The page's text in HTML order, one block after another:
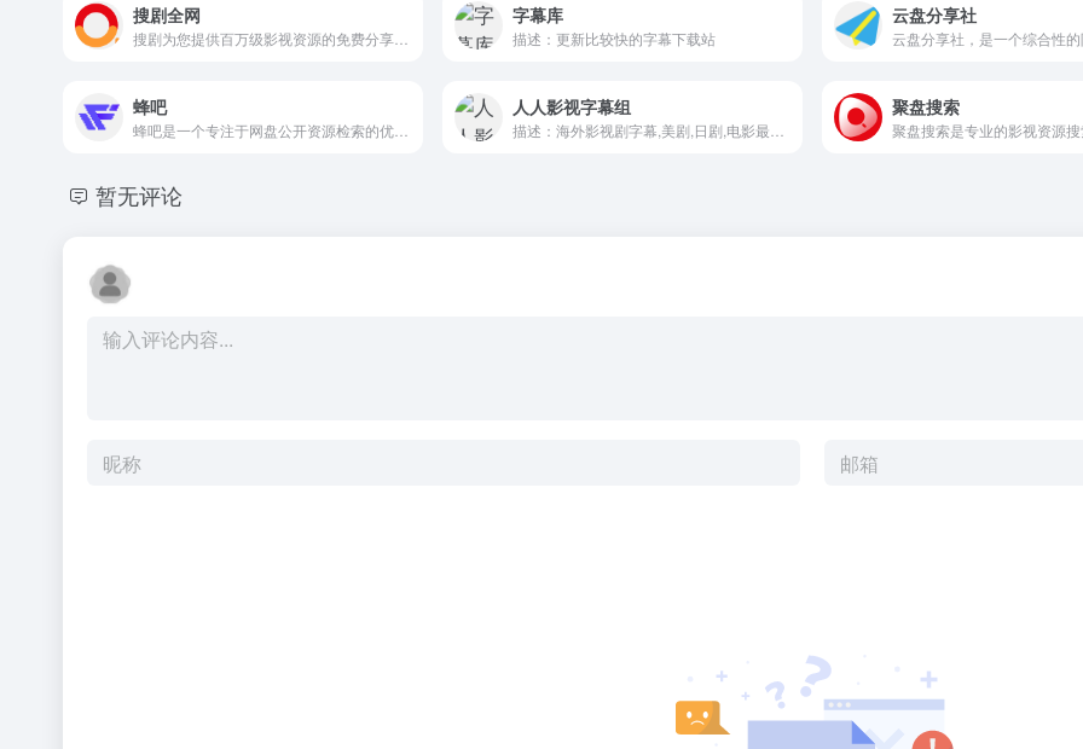
搜剧全网 字幕库
描述：更新比较快的字幕下载站
云盘分享社
蜂吧 人人影视字幕组 聚盘搜索
暂无评论